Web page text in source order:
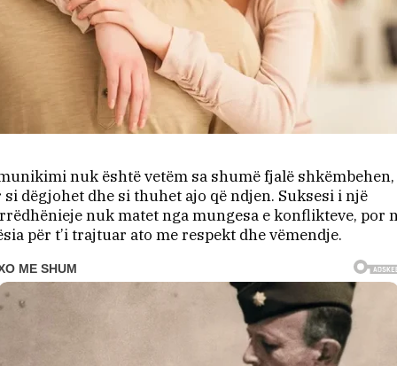
nuk është vetëm sa shumë fjalë shkëmbehen,
si dëgjohet dhe si thuhet ajo që ndjen. Suksesi i një
nuk matet nga mungesa e konflikteve, por
për t’i trajtuar ato me respekt dhe vëmendje.